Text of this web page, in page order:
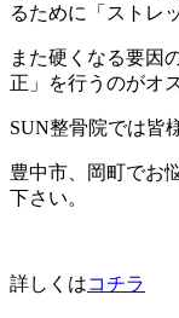
るために「ストレ
また硬くなる要因
正」を行うのがオ
SUN整骨院では皆
豊中市、岡町でお
下さい。
詳しくはコチラ